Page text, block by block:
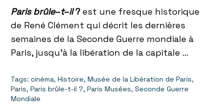
Paris brûle–t–il? est une fresque historique
de René Clément qui décrit les dernières
semaines de la Seconde Guerre mondiale à
Paris, jusqu’à la libération de la capitale …
Tags:cinéma, Histoire, Musée de la Libération de Paris,
Paris, Paris brûle-t-il ?, Paris Musées, Seconde Guerre
Mondiale